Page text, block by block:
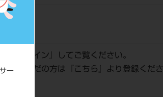
ー
ログイン 』してご覧ください。
録がまだの方は『
こちら
』より登録くださ